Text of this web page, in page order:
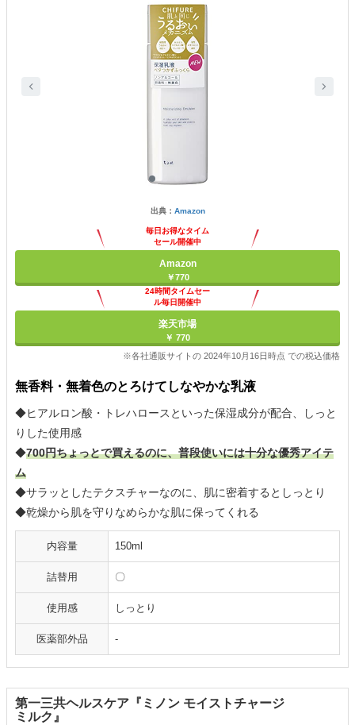
出典： Amazon
毎日お得なタイム
セール開催中
Amazon
￥770
24時間タイムセー
ル毎日開催中
楽天市場
￥ 770
※各社通販サイトの 2024年10月16日時点 での税込価格
無香料・無着色のとろけてしなやかな乳液
◆ヒアルロン酸・トレハロースといった保湿成分が配合、しっと
りした使用感
◆700円ちょっとで買えるのに、普段使いには十分な優秀アイテ
ム
◆サラッとしたテクスチャーなのに、肌に密着するとしっとり
◆乾燥から肌を守りなめらかな肌に保ってくれる
内容量 150ml
詰替用 〇
使用感 しっとり
医薬部外品 -
第一三共ヘルスケア『ミノン モイストチャージ
ミルク』